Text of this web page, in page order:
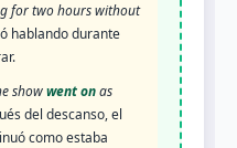
for two hours without
hablando durante
showwent onas
del descanso, el
como estaba